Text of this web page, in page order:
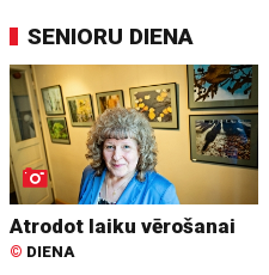
SENIORU DIENA
Atrodot laiku vērošanai
© DIENA